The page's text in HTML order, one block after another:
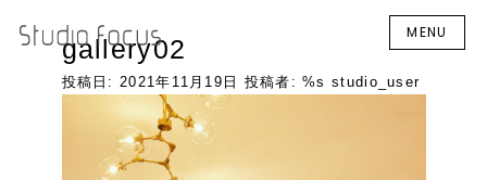
MENU
gallery02
投稿日: 2021年11月19日 投稿者: %s studio_user